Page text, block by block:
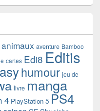
animaux aventure Bamboo
cartes Edi8 Editis
humour jeu de
livre manga
4 PlayStation 5 PS4